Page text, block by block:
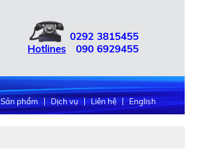
Hotlines
02923815455
090 6929455
Sản phẩm Dịch vụ Liên hệ English